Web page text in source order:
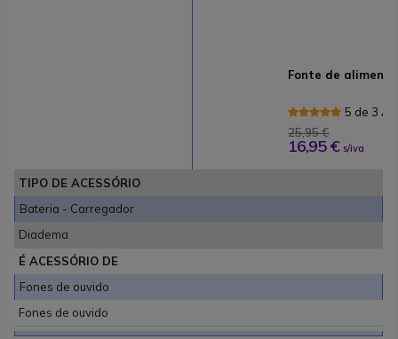
Fonte de
5 de 3
25,95 €
16,95 € s/iva
TIPO DE ACESSÓRIO
Bateria - Carregador
Diadema
É ACESSÓRIO DE
Fones de ouvido
Fones de ouvido